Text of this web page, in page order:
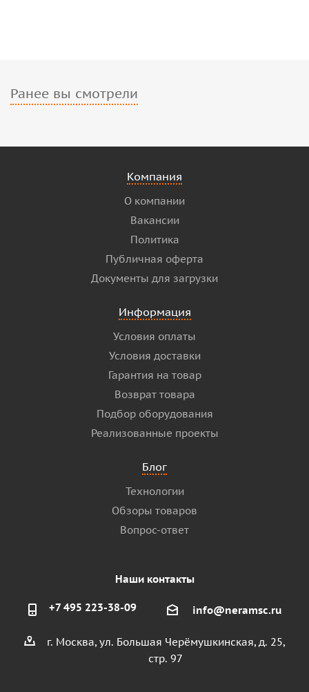
Ранее вы смотрели
Компания
О компании
Вакансии
Политика
Публичная оферта
Документы для загрузки
Информация
Условия оплаты
Условия доставки
Гарантия на товар
Возврат товара
Подбор оборудования
Реализованные проекты
Блог
Технологии
Обзоры товаров
Вопрос-ответ
Наши контакты
+7 495 223-38-09 info@neramsc.ru
г. Москва, ул. Большая Черёмушкинская, д. 25,
стр. 97